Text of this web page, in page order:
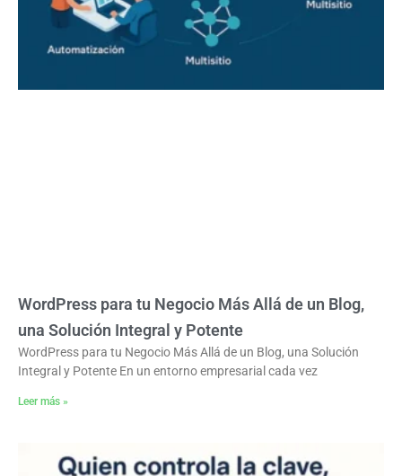
WordPress para tu Negocio Más Allá de un Blog,
una Solución Integral y Potente
WordPress para tu Negocio Más Allá de un Blog, una Solución
Integral y Potente En un entorno empresarial cada vez
Leer más »